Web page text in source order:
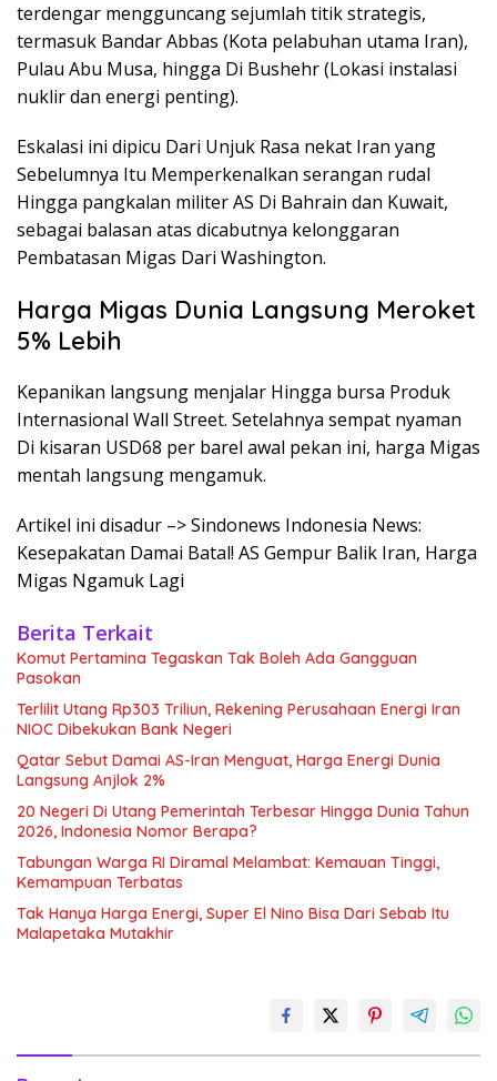
terdengar mengguncang sejumlah titik strategis,
termasuk Bandar Abbas (Kota pelabuhan utama Iran),
Pulau Abu Musa, hingga Di Bushehr (Lokasi instalasi
nuklir dan energi penting).
Eskalasi ini dipicu Dari Unjuk Rasa nekat Iran yang
Sebelumnya Itu Memperkenalkan serangan rudal
Hingga pangkalan militer AS Di Bahrain dan Kuwait,
sebagai balasan atas dicabutnya kelonggaran
Pembatasan Migas Dari Washington.
Harga Migas Dunia Langsung Meroket
5% Lebih
Kepanikan langsung menjalar Hingga bursa Produk
Internasional Wall Street. Setelahnya sempat nyaman
Di kisaran USD68 per barel awal pekan ini, harga Migas
mentah langsung mengamuk.
Artikel ini disadur –> Sindonews Indonesia News:
Kesepakatan Damai Batal! AS Gempur Balik Iran, Harga
Migas Ngamuk Lagi
Berita Terkait
Komut Pertamina Tegaskan Tak Boleh Ada Gangguan
Pasokan
Terlilit Utang Rp303 Triliun, Rekening Perusahaan Energi Iran
NIOC Dibekukan Bank Negeri
Qatar Sebut Damai AS-Iran Menguat, Harga Energi Dunia
Langsung Anjlok 2%
20 Negeri Di Utang Pemerintah Terbesar Hingga Dunia Tahun
2026, Indonesia Nomor Berapa?
Tabungan Warga RI Diramal Melambat: Kemauan Tinggi,
Kemampuan Terbatas
Tak Hanya Harga Energi, Super El Nino Bisa Dari Sebab Itu
Malapetaka Mutakhir